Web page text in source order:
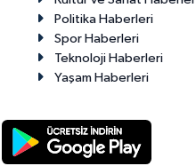
Politika Haberleri
Spor Haberleri
Teknoloji Haberleri
Yaşam Haberleri